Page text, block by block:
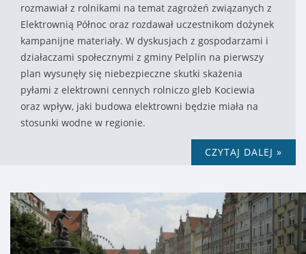
rozmawiał z rolnikami na temat zagrożeń związanych z
Elektrownią Północ oraz rozdawał uczestnikom dożynek
kampanijne materiały. W dyskusjach z gospodarzami i
działaczami społecznymi z gminy Pelplin na pierwszy
plan wysunęły się niebezpieczne skutki skażenia
pyłami z elektrowni cennych rolniczo gleb Kociewia
oraz wpływ, jaki budowa elektrowni będzie miała na
stosunki wodne w regionie.
CZYTAJ DALEJ »